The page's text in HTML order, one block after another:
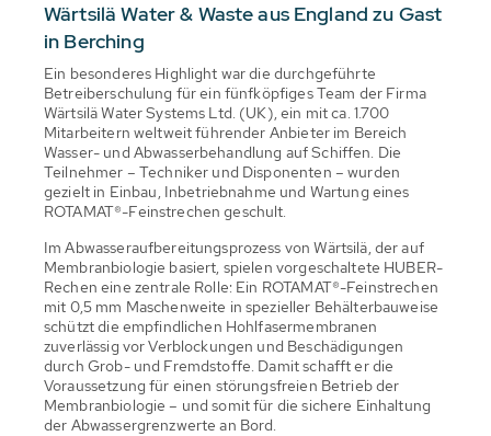
Wärtsilä Water & Waste aus England zu Gast
in Berching
Ein besonderes Highlight war die durchgeführte
Betreiberschulung für ein fünfköpfiges Team der Firma
Wärtsilä Water Systems Ltd. (UK), ein mit ca. 1.700
Mitarbeitern weltweit führender Anbieter im Bereich
Wasser- und Abwasserbehandlung auf Schiffen. Die
Teilnehmer – Techniker und Disponenten – wurden
gezielt in Einbau, Inbetriebnahme und Wartung eines
ROTAMAT®-Feinstrechen geschult.
Im Abwasseraufbereitungsprozess von Wärtsilä, der auf
Membranbiologie basiert, spielen vorgeschaltete HUBER-
Rechen eine zentrale Rolle: Ein ROTAMAT®-Feinstrechen
mit 0,5 mm Maschenweite in spezieller Behälterbauweise
schützt die empfindlichen Hohlfasermembranen
zuverlässig vor Verblockungen und Beschädigungen
durch Grob- und Fremdstoffe. Damit schafft er die
Voraussetzung für einen störungsfreien Betrieb der
Membranbiologie – und somit für die sichere Einhaltung
der Abwassergrenzwerte an Bord.